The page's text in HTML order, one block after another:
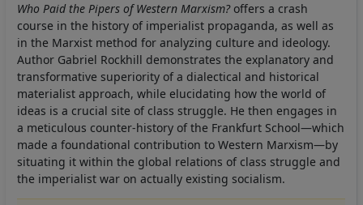
Who Paid the Pipers of Western Marxism?offers a crash
course in the history of imperialist propaganda, as well as
in the Marxist method for analyzing culture and ideology.
Author Gabriel Rockhill demonstrates the explanatory and
transformative superiority of a dialectical and historical
materialist approach, while elucidating how the world of
ideas is a crucial site of class struggle. He then engages in
a meticulous counter-history of the Frankfurt School—which
made a foundational contribution to Western Marxism—by
situating it within the global relations of class struggle and
the imperialist war on actually existing socialism.